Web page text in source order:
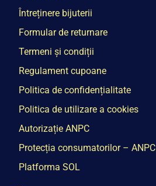
Întreținere bijuterii
Formular de returnare
Termeni și condiții
Regulament cupoane
Politica de confidențialitate
Politica de utilizare a cookies
Autorizație ANPC
Protecția consumatorilor – ANPC
Platforma SOL